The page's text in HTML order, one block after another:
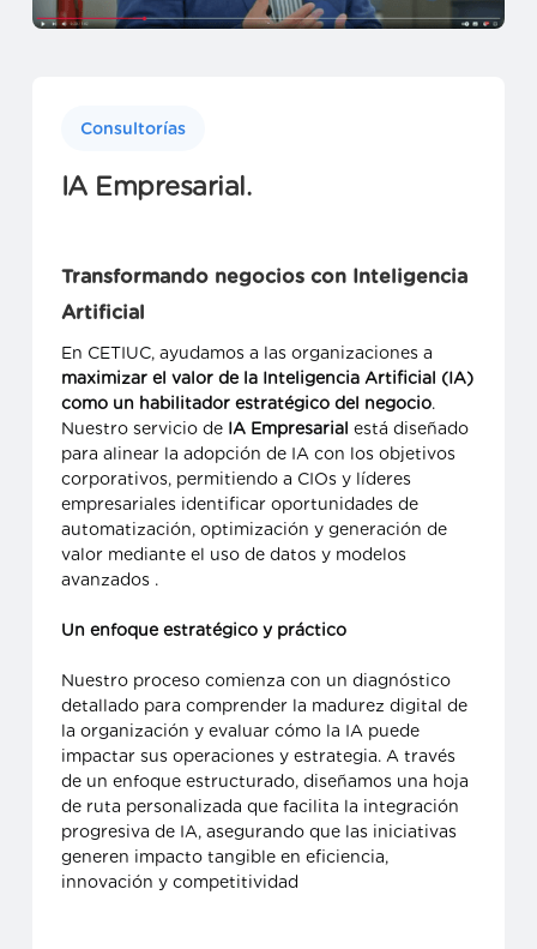
Consultorías
IA Empresarial.
Transformando negocios con Inteligencia
Artificial
En CETIUC, ayudamos a las organizaciones a
maximizar el valor de la Inteligencia Artificial (IA)
como un habilitador estratégico del negocio.
Nuestro servicio de IA Empresarial está diseñado
para alinear la adopción de IA con los objetivos
corporativos, permitiendo a CIOs y líderes
empresariales identificar oportunidades de
automatización, optimización y generación de
valor mediante el uso de datos y modelos
avanzados .
Un enfoque estratégico y práctico
Nuestro proceso comienza con un diagnóstico
detallado para comprender la madurez digital de
la organización y evaluar cómo la IA puede
impactar sus operaciones y estrategia. A través
de un enfoque estructurado, diseñamos una hoja
de ruta personalizada que facilita la integración
progresiva de IA, asegurando que las iniciativas
generen impacto tangible en eficiencia,
innovación y competitividad